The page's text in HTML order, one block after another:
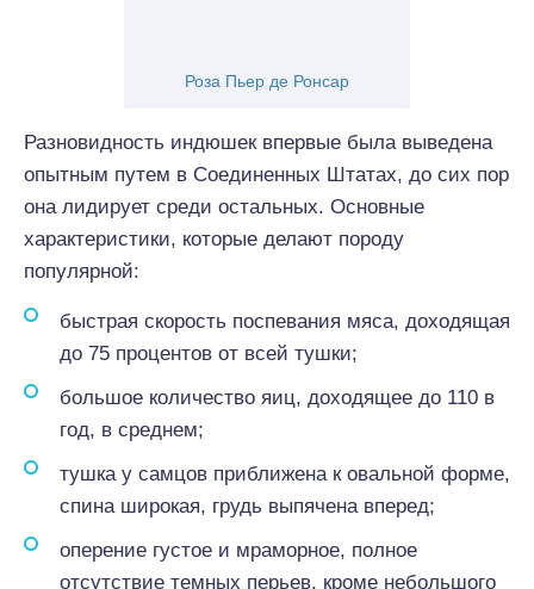
Роза Пьер де Ронсар
Разновидность индюшек впервые была выведена
опытным путем в Соединенных Штатах, до сих пор
она лидирует среди остальных. Основные
характеристики, которые делают породу
популярной:
быстрая скорость поспевания мяса, доходящая
до 75 процентов от всей тушки;
большое количество яиц, доходящее до 110 в
год, в среднем;
тушка у самцов приближена к овальной форме,
спина широкая, грудь выпячена вперед;
оперение густое и мраморное, полное
отсутствие темных перьев, кроме небольшого